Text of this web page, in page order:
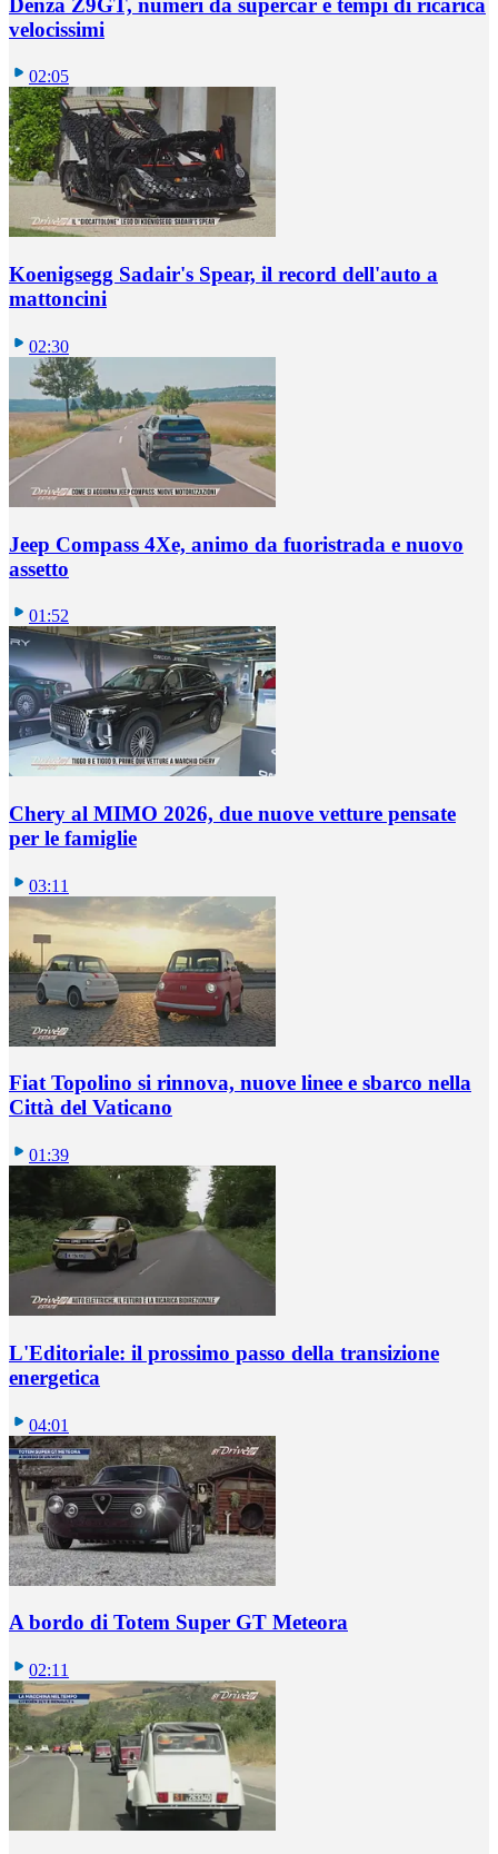
Denza Z9GT, numeri da supercar e tempi di ricarica
velocissimi
02:05
Koenigsegg Sadair's Spear, il record dell'auto a
mattoncini
02:30
Jeep Compass 4Xe, animo da fuoristrada e nuovo
assetto
01:52
Chery al MIMO 2026, due nuove vetture pensate
per le famiglie
03:11
Fiat Topolino si rinnova, nuove linee e sbarco nella
Città del Vaticano
01:39
L'Editoriale: il prossimo passo della transizione
energetica
04:01
A bordo di Totem Super GT Meteora
02:11